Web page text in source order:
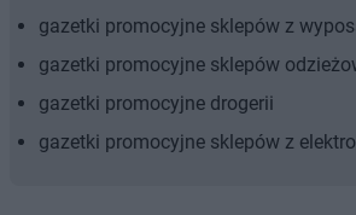
gazetki promocyjne sklepów z
gazetki promocyjne sklepów
gazetki promocyjne drogerii
gazetki promocyjne sklepów z